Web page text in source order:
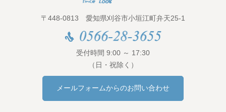
〒448-0813 愛知県刈谷市小垣江町弁天25-1
受付時間 9:00 ～ 17:30
（日・祝除く）
メールフォームからのお問い合わせ